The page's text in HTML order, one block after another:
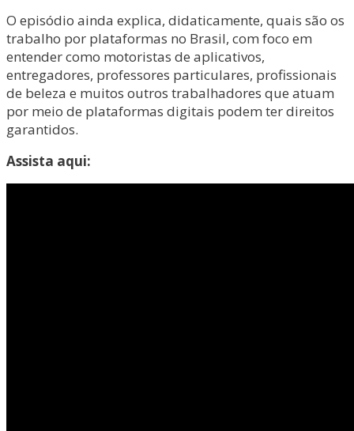
O episódio ainda explica, didaticamente, quais são os
trabalho por plataformas no Brasil, com foco em
entender como motoristas de aplicativos,
entregadores, professores particulares, profissionais
de beleza e muitos outros trabalhadores que atuam
por meio de plataformas digitais podem ter direitos
garantidos.
Assista aqui: